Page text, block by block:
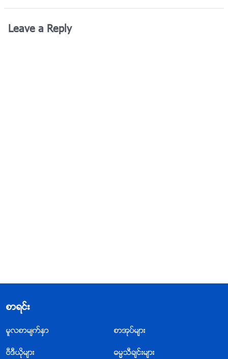
Leave a Reply
စာရင္း
မူလစာမ်က္ႏွာ စာအုပ္မ်ား
ဗီဒီယိုမ်ား ဓမၼသီခ်င္းမ်ား